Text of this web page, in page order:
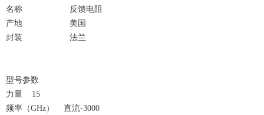
名称 反馈电阻
产地 美国
封装 法兰
型号参数
力量 15
频率（GHz） 直流-3000